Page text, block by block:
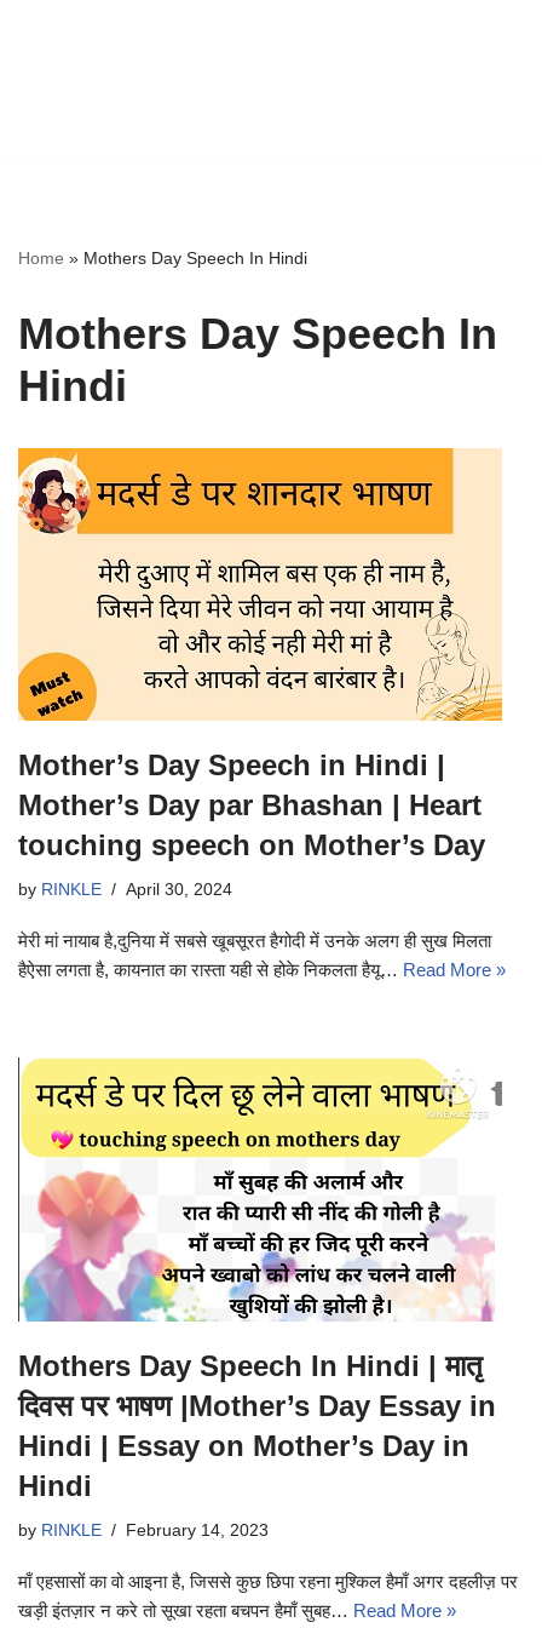
Home » Mothers Day Speech In Hindi
Mothers Day Speech In
Hindi
Mother’s Day Speech in Hindi |
Mother’s Day par Bhashan | Heart
touching speech on Mother’s Day
by RINKLE April 30, 2024
मेरी मां नायाब है,दुनिया में सबसे खूबसूरत हैगोदी में उनके अलग ही सुख मिलता
हैऐसा लगता है, कायनात का रास्ता यही से होके निकलता हैयू… Read More »
Mothers Day Speech In Hindi | मातृ
दिवस पर भाषण |Mother’s Day Essay in
Hindi | Essay on Mother’s Day in
Hindi
by RINKLE February 14, 2023
माँ एहसासों का वो आइना है, जिससे कुछ छिपा रहना मुश्किल हैमाँ अगर दहलीज़ पर
खड़ी इंतज़ार न करे तो सूखा रहता बचपन हैमाँ सुबह… Read More »